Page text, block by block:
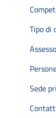
Tipo di
Sede